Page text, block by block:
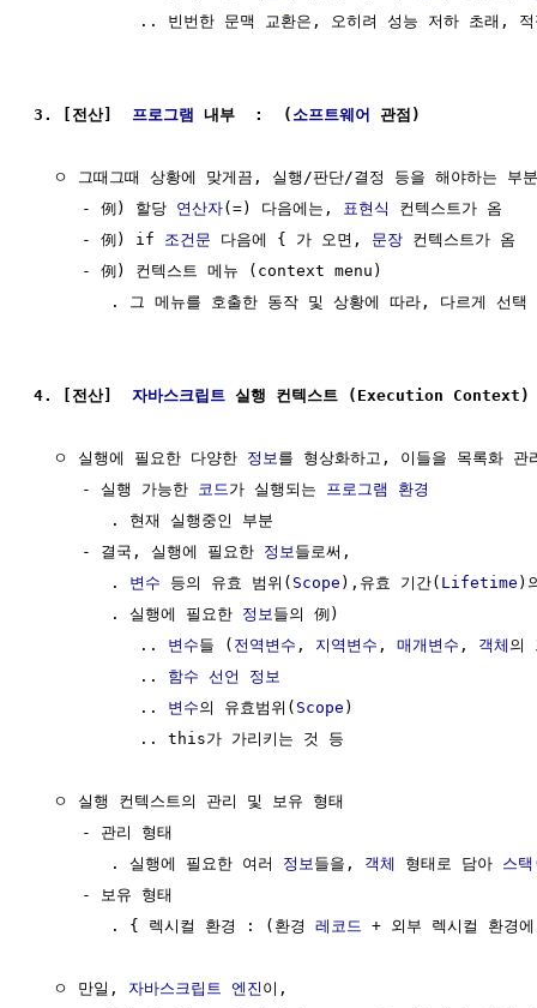
.. 빈번한 문맥 교환은, 오히려 성능 저하 초래,
3. [전산] 프로그램 내부  :  ( 소프트웨어 관점)
ㅇ 그때그때 상황에 맞게끔, 실행/판단/결정 등을 해야하는 부
     - 例) 할당
연산자(=) 다음에는, 표현식
컨텍스트가 옴
     - 例) if
조건문 다음에 { 가 오면, 문장 컨텍스트가 옴
     - 例) 컨텍스트 메뉴 (context menu)
. 그 메뉴를 호출한 동작 및 상황에 따라, 다르게 선택
4. [전산] 자바스크립트 실행 컨텍스트 (Execution
  ㅇ 실행에 필요한 다양한
정보 를 형상화하고, 이들을 목록화
     - 실행 가능한
코드 가 실행되는 프로그램 환경
        . 현재 실행중인 부분
     - 결국, 실행에 필요한
정보 들로써,
        .
변수 등의 유효 범위( Scope ),유효 기간( Lifetime )
        . 실행에 필요한
정보 들의 例)
           ..
변수들 ( 전역변수 , 지역변수 , 매개변수 , 객체 의
           ..
함수 선언
정보
           ..
변수의 유효범위( Scope )
           .. this가 가리키는 것 등
  ㅇ 실행 컨텍스트의 관리 및 보유 형태
     - 관리 형태
        . 실행에 필요한 여러
정보 들을, 객체 형태로 담아 스택
     - 보유 형태
        . { 렉시컬 환경 : (환경
레코드 + 외부 렉시컬 환경
  ㅇ 만일,
자바스크립트 엔진 이,